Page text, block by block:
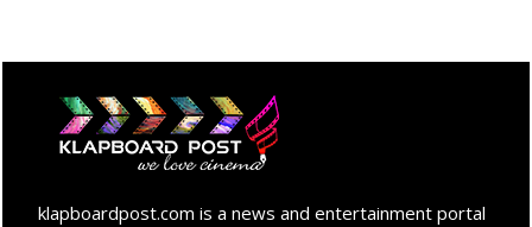
klapboardpost.com is a news and entertainment portal